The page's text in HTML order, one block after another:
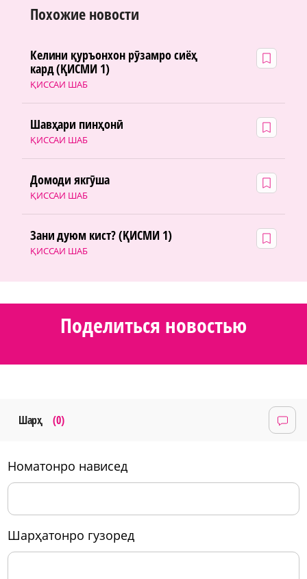
Похожие новости
ҚИССАИ ШАБ
Келини қуръонхон рӯзамро сиёҳ
кард (ҚИСМИ 1)
ҚИССАИ ШАБ
Шавҳари пинҳонӣ
ҚИССАИ ШАБ
Домоди якгӯша
ҚИССАИ ШАБ
Зани дуюм кист? (ҚИСМИ 1)
Поделиться новостью
Шарҳ (0)
номатонро нависед
шарҳатонро гузоред